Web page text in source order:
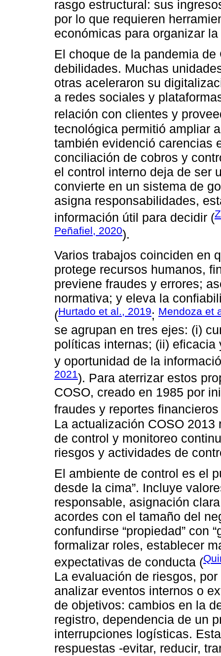
rasgo estructural: sus
por lo que requieren
económicas para organizar
El choque de la pandemia
debilidades. Muchas
otras aceleraron su
a redes sociales y
relación con clientes y
tecnológica permitió ampliar
también evidenció carencias
conciliación de cobros y
el control interno deja de ser
convierte en un sistema de
asigna responsabilidades,
información útil para decidir (
Peñafiel, 2020).
Varios trabajos coinciden en
protege recursos humanos,
previene fraudes y errores;
normativa; y eleva la
(Hurtado et al., 2019; Mendoza et
se agrupan en tres ejes: (i)
políticas internas; (ii)
y oportunidad de la
2021). Para aterrizar estos
COSO, creado en 1985 por
fraudes y reportes
La actualización COSO
de control y monitoreo
riesgos y actividades de
El ambiente de control es el
desde la cima”. Incluye
responsable, asignación
acordes con el tamaño del
confundirse “propiedad” con
formalizar roles, establecer
expectativas de conducta (
La evaluación de riesgos,
analizar eventos internos o
de objetivos: cambios en la
registro, dependencia de un
interrupciones logísticas.
respuestas -evitar, reducir,